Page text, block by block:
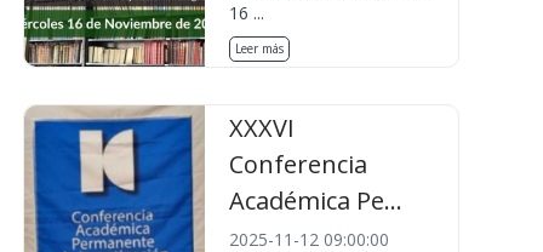
16 ...
Leer más
XXXVI
Conferencia
Académica Pe...
2025-11-12 09:00:00